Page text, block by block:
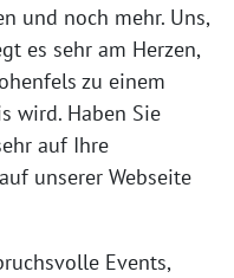
und noch mehr. Uns,
es sehr am Herzen,
zu einem
wird. Haben Sie
auf Ihre
unserer Webseite
Events,